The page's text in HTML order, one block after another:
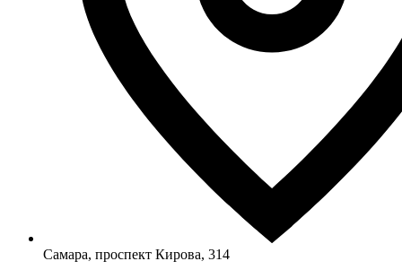
Самара, проспект Кирова, 314